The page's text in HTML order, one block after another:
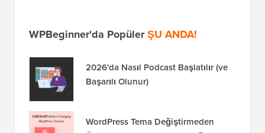
WPBeginner'da PopülerŞU ANDA!
2026'da Nasıl Podcast Başlatılır (ve
Başarılı Olunur)
WordPress Tema Değiştirmeden